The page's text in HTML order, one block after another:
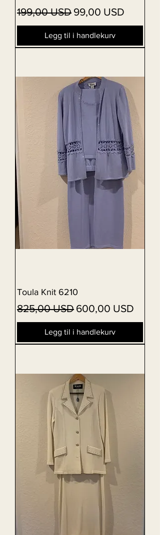
Vanlig pris
199,00 USD Salgspris
99,00 USD
Legg til i handlekurv
Toula Knit 6210
Vanlig pris
825,00 USD Salgspris
600,00 USD
Legg til i handlekurv